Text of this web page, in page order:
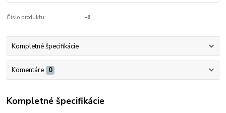
Číslo produktu: -6
Kompletné špecifikácie
Komentáre 0
Kompletné špecifikácie